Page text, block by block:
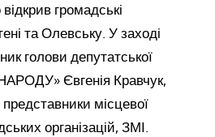
громадські
та Олевську. У заході
голови депутатської
Євгенія Кравчук,
місцевої
організацій, ЗМІ.